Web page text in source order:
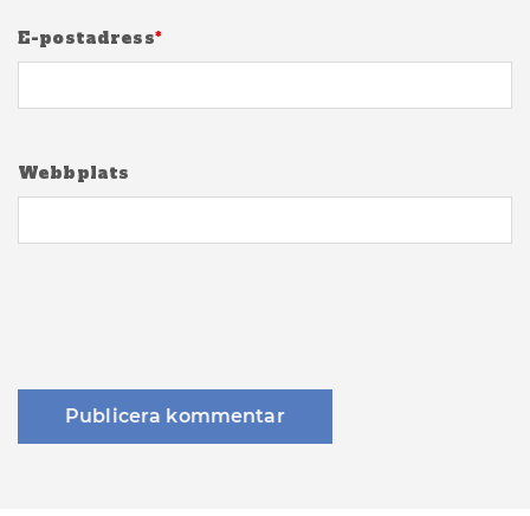
E-postadress*
Webbplats